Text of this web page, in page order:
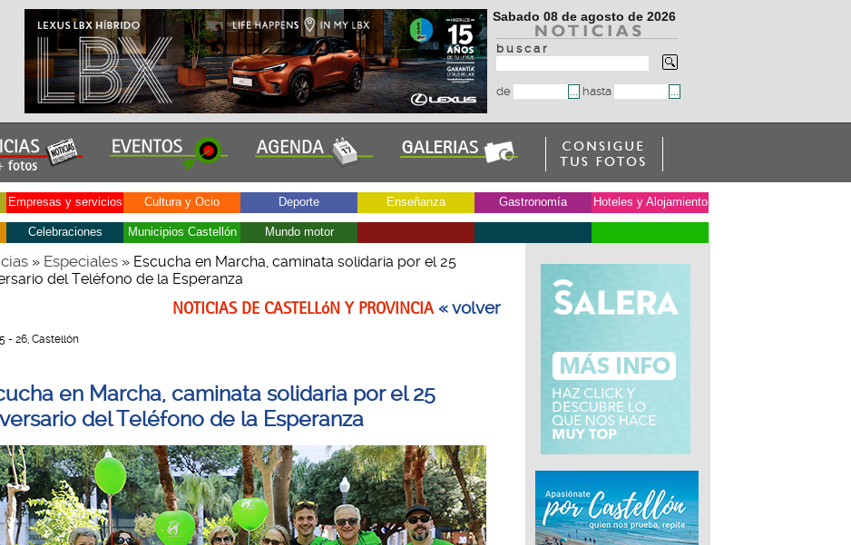
Sabado 08 de agosto de 2026
b u s c a r
de hasta
Empresas y servicios Cultura y Ocio Deporte Enseñanza Gastronomía Hoteles y Alojamiento
Celebraciones Municipios Castellón Mundo motor
» Especiales» Escucha en Marcha, caminata solidaria por el 25
del Teléfono de la Esperanza
NOTICIAS DE CASTELLóN Y PROVINCIA« volver
- 26, Castellón
en Marcha, caminata solidaria por el 25
del Teléfono de la Esperanza